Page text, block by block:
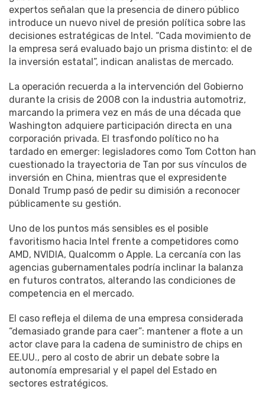
expertos señalan que la presencia de dinero público
introduce un nuevo nivel de presión política sobre las
decisiones estratégicas de Intel. “Cada movimiento de
la empresa será evaluado bajo un prisma distinto: el de
la inversión estatal”, indican analistas de mercado.
La operación recuerda a la intervención del Gobierno
durante la crisis de 2008 con la industria automotriz,
marcando la primera vez en más de una década que
Washington adquiere participación directa en una
corporación privada. El trasfondo político no ha
tardado en emerger: legisladores como Tom Cotton han
cuestionado la trayectoria de Tan por sus vínculos de
inversión en China, mientras que el expresidente
Donald Trump pasó de pedir su dimisión a reconocer
públicamente su gestión.
Uno de los puntos más sensibles es el posible
favoritismo hacia Intel frente a competidores como
AMD, NVIDIA, Qualcomm o Apple. La cercanía con las
agencias gubernamentales podría inclinar la balanza
en futuros contratos, alterando las condiciones de
competencia en el mercado.
El caso refleja el dilema de una empresa considerada
“demasiado grande para caer”: mantener a flote a un
actor clave para la cadena de suministro de chips en
EE.UU., pero al costo de abrir un debate sobre la
autonomía empresarial y el papel del Estado en
sectores estratégicos.